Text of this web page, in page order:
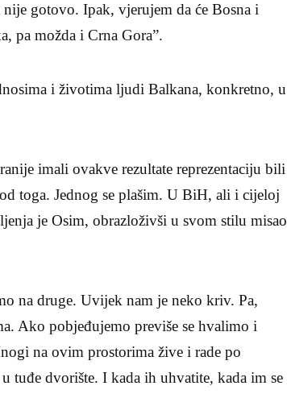
gotovo. Ipak, vjerujem da će Bosna i
pa možda i Crna Gora”.
i životima ljudi Balkana, konkretno, u
imali ovakve rezultate reprezentaciju bili
toga. Jednog se plašim. U BiH, ali i cijeloj
je Osim, obrazloživši u svom stilu misao
na druge. Uvijek nam je neko kriv. Pa,
Ako pobjeđujemo previše se hvalimo i
na ovim prostorima žive i rade po
tuđe dvorište. I kada ih uhvatite, kada im se